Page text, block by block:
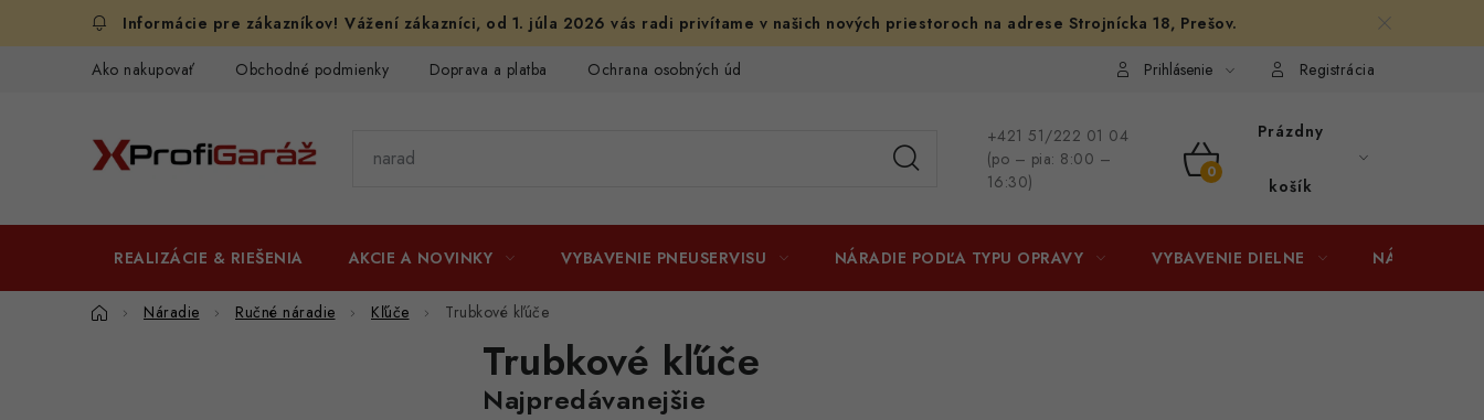
Vážení zákazníci, od 1. júla 2026 vás radi privítame v našich nových priestoroch na adrese Strojnícka 18, Prešov.
Ako nakupovať Obchodné podmienky Doprava a platba Ochrana osobných údajov Osobné vyzdvihnutie v Prešove Ako funguje Packeta?
Prihlásenie Registrácia
+421 51/222 01 04
(po – pia: 8:00 –
16:30)
NÁKUPNÝ
Prázdny
košík
REALIZÁCIE & RIEŠENIA AKCIE A NOVINKY VYBAVENIE PNEUSERVISU NÁRADIE PODĽA TYPU OPRAVY VYBAVENIE DIELNE NÁRADIE
DomovNáradie Ručné náradie Kľúče Trubkové kľúče
Trubkové kľúče
Najpredávanejšie